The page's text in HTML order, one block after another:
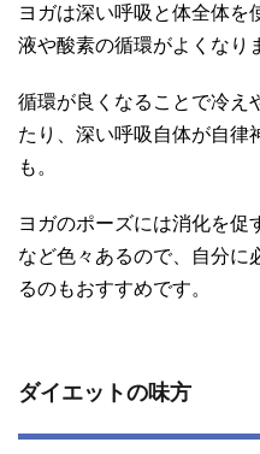
ヨガは深い呼吸と体全体を
液や酸素の循環がよくなり
循環が良くなることで冷え
たり、深い呼吸自体が自律
も。
ヨガのポーズには消化を促
など色々あるので、自分に
るのもおすすめです。
ダイエットの味方